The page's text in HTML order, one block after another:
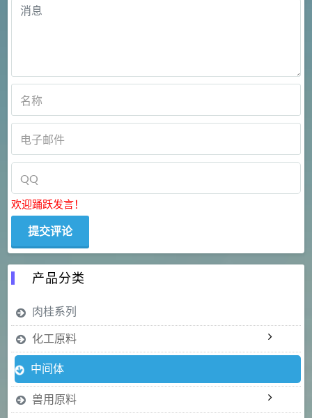
欢迎踊跃发言！
产品分类
肉桂系列
化工原料
中间体
兽用原料